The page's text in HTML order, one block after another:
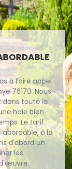
à faire appel
76170. Nous
dans toute la
haie bien
Le tarif
à la
d'abord un
les